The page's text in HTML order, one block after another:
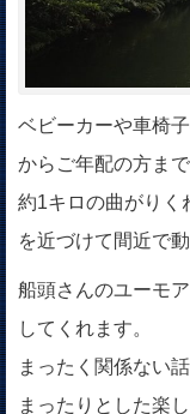
ベビーカーや車椅
からご年配の方ま
約1キロの曲がりく
を近づけて間近で
船頭さんのユーモ
してくれます。
まったく関係ない
まったりとした楽